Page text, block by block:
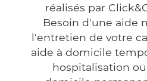
réalisés par
Besoin d'une aide
l'entretien de votre
aide à domicile
hospitalisation